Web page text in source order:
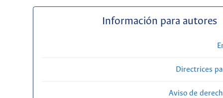
Información para autores
Directrices
Aviso de